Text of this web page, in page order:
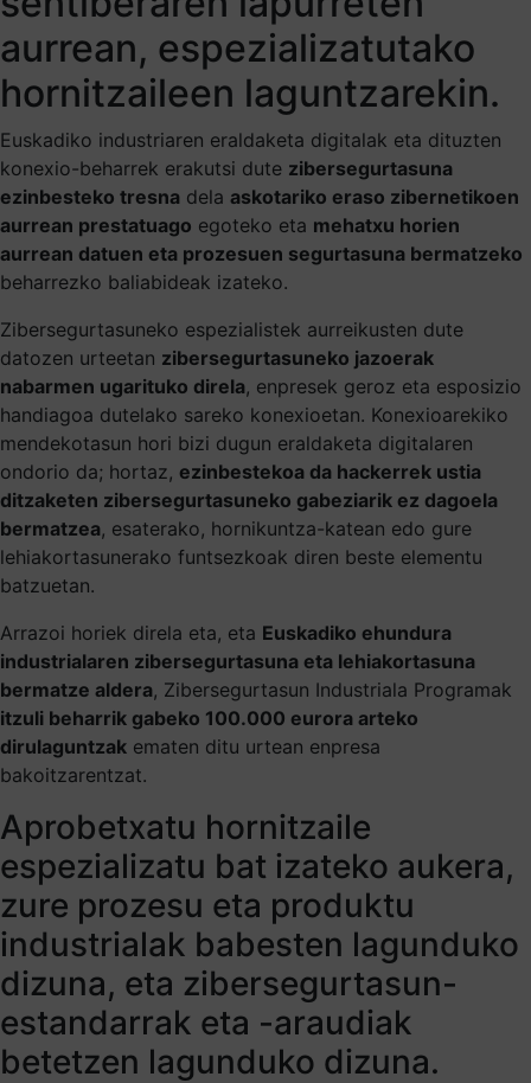
aurrean, espezializatutako
hornitzaileen laguntzarekin.
Euskadiko industriaren eraldaketa digitalak eta dituzten
konexio-beharrek erakutsi dute zibersegurtasuna
ezinbesteko tresna dela askotariko eraso zibernetikoen
aurrean prestatuago egoteko eta mehatxu horien
aurrean datuen eta prozesuen segurtasuna bermatzeko
beharrezko baliabideak izateko.
Zibersegurtasuneko espezialistek aurreikusten dute
datozen urteetan zibersegurtasuneko jazoerak
nabarmen ugarituko direla, enpresek geroz eta esposizio
handiagoa dutelako sareko konexioetan. Konexioarekiko
mendekotasun hori bizi dugun eraldaketa digitalaren
ondorio da; hortaz, ezinbestekoa da hackerrek ustia
ditzaketen zibersegurtasuneko gabeziarik ez dagoela
bermatzea, esaterako, hornikuntza-katean edo gure
lehiakortasunerako funtsezkoak diren beste elementu
batzuetan.
Arrazoi horiek direla eta, eta Euskadiko ehundura
industrialaren zibersegurtasuna eta lehiakortasuna
bermatze aldera, Zibersegurtasun Industriala Programak
itzuli beharrik gabeko 100.000 eurora arteko
dirulaguntzak ematen ditu urtean enpresa
bakoitzarentzat.
Aprobetxatu hornitzaile
espezializatu bat izateko aukera,
zure prozesu eta produktu
industrialak babesten lagunduko
dizuna, eta zibersegurtasun-
estandarrak eta -araudiak
betetzen lagunduko dizuna.